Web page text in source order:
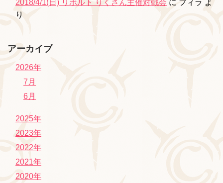
2018/4/1(日) リボルト りくさん主催対戦会 に フィラ よ
り
アーカイブ
2026年
7月
6月
2025年
2023年
2022年
2021年
2020年